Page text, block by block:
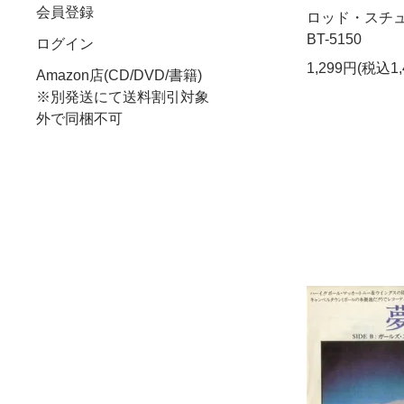
会員登録
ログイン
Amazon店(CD/DVD/書籍)
※別発送にて送料割引対象
外で同梱不可
ロッド・スチ
BT-5150
1,299円(税込